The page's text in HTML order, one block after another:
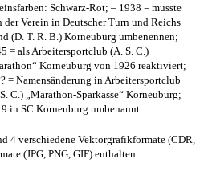
Schwarz-Rot; – 1938 = musste
der Verein in Deutscher Turn und Reichs
(D. T. R. B.) Korneuburg umbenennen;
= als Arbeitersportclub (A. S. C.)
Korneuburg von 1926 reaktiviert;
= Namensänderung in Arbeitersportclub
C.) „Marathon-Sparkasse“ Korneuburg;
in SC Korneuburg umbenannt
4 verschiedene Vektorgrafikformate (CDR,
(JPG, PNG, GIF) enthalten.